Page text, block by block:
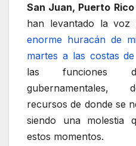
San Juan, Puerto Rico
han levantado la voz
enorme huracán de
martes a las costas
las funciones
gubernamentales,
recursos de donde se
siendo una molestia
estos momentos.